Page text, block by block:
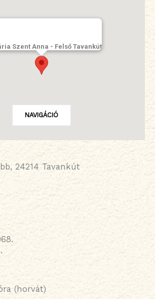
24214 Tavankút
(horvát)
Szent Anna - Felső Tavankút
NAVIGÁCIÓ